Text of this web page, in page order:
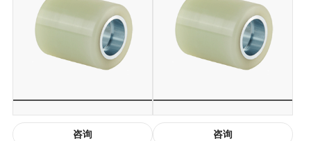
咨询 咨询